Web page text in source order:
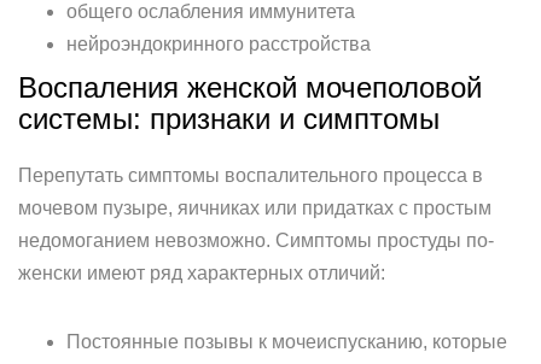
общего ослабления иммунитета
нейроэндокринного расстройства
Воспаления женской мочеполовой
системы: признаки и симптомы
Перепутать симптомы воспалительного процесса в
мочевом пузыре, яичниках или придатках с простым
недомоганием невозможно. Симптомы простуды по-
женски имеют ряд характерных отличий:
Постоянные позывы к мочеиспусканию, которые